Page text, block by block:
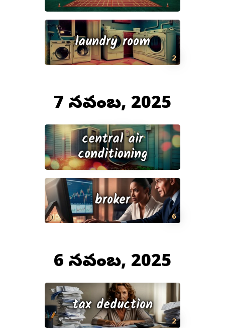
2
laundry room
7 నవంబర్, 2025
central air
conditioning
6
broker
6 నవంబర్, 2025
2
tax deduction